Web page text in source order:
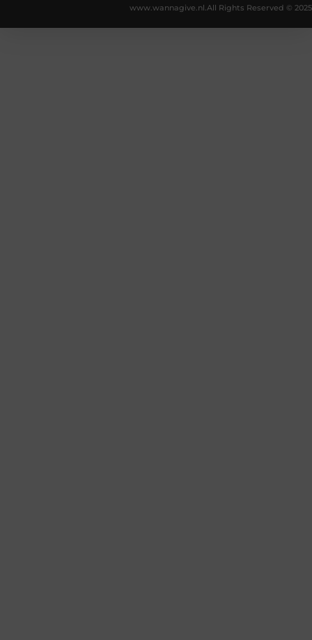
All Rights Reserved © 2025
www.wannagive.nl.